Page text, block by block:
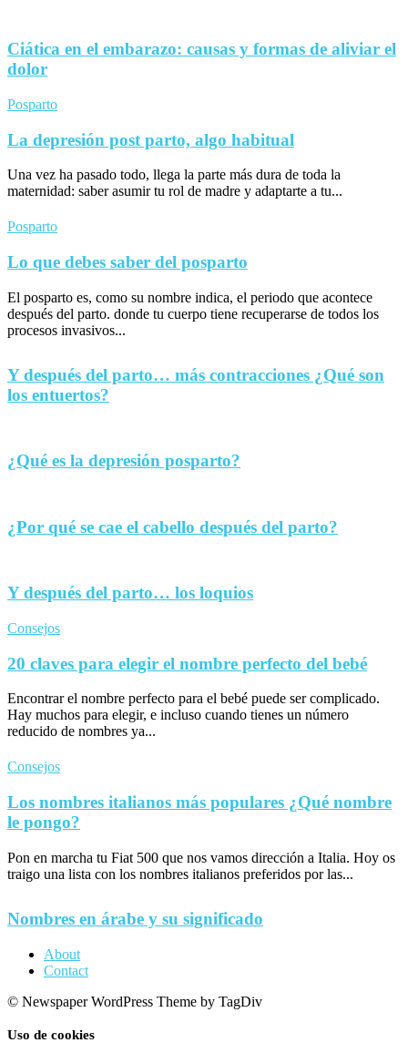
Ciática en el embarazo: causas y formas de aliviar el
dolor
Posparto
La depresión post parto, algo habitual
Una vez ha pasado todo, llega la parte más dura de toda la
maternidad: saber asumir tu rol de madre y adaptarte a tu...
Posparto
Lo que debes saber del posparto
El posparto es, como su nombre indica, el periodo que acontece
después del parto. donde tu cuerpo tiene recuperarse de todos los
procesos invasivos...
Y después del parto… más contracciones ¿Qué son
los entuertos?
¿Qué es la depresión posparto?
¿Por qué se cae el cabello después del parto?
Y después del parto… los loquios
Consejos
20 claves para elegir el nombre perfecto del bebé
Encontrar el nombre perfecto para el bebé puede ser complicado.
Hay muchos para elegir, e incluso cuando tienes un número
reducido de nombres ya...
Consejos
Los nombres italianos más populares ¿Qué nombre
le pongo?
Pon en marcha tu Fiat 500 que nos vamos dirección a Italia. Hoy os
traigo una lista con los nombres italianos preferidos por las...
Nombres en árabe y su significado
About
Contact
© Newspaper WordPress Theme by TagDiv
Uso de cookies